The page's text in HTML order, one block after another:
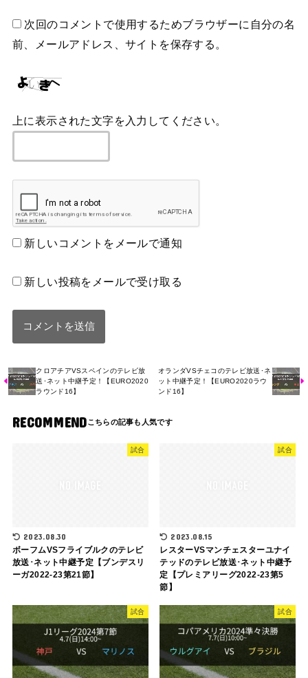
次回のコメントで使用するためブラウザーに自分の名
前、メールアドレス、サイトを保存する。
上に表示された文字を入力してください。
新しいコメントをメールで通知
新しい投稿をメールで受け取る
クロアチアVSスペインのテレビ放
送･ネット中継予定！【EURO2020
ラウンド16】
オランダVSチェコのテレビ放送･ネ
ット中継予定！【EURO2020ラウ
ンド16】
RECOMMEND
試合
2023.08.30
ボーフムVSフライブルクのテレビ
放送･ネット中継予定【ブンデスリ
ーガ2022-23第21節】
試合
2023.08.15
レスターVSマンチェスターユナイ
テッドのテレビ放送･ネット中継予
定【プレミアリーグ2022-23第5
節】
試合 試合